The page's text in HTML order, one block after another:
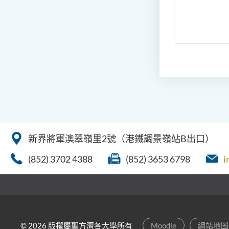
新界將軍澳翠嶺里2號（港鐵調景嶺站B出口）
(852) 3702 4388
(852) 3653 6798
Moodle 網站地圖
© 2026 版權屬聖方濟各大學所有